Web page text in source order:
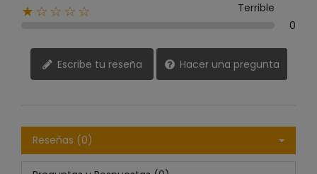
★☆☆☆☆
Terrible
0
Escribe tu reseña Hacer una pregunta
Reseñas (0)